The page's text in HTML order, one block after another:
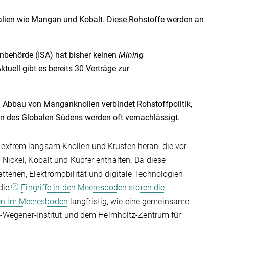
wie Mangan und Kobalt. Diese Rohstoffe werden an
(ISA) hat bisher keinen Mining
gibt es bereits 30 Verträge zur
Abbau von Manganknollen verbindet Rohstoffpolitik,
des Globalen Südens werden oft vernachlässigt.
langsam Knollen und Krusten heran, die vor
Kobalt und Kupfer enthalten. Da diese
Elektromobilität und digitale Technologien –
Eingriffe in den Meeresboden stören die
im Meeresboden langfristig, wie eine gemeinsame
Institut und dem Helmholtz-Zentrum für